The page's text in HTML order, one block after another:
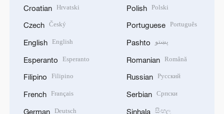
Croatian Hrvatski
Czech Český
English English
Esperanto Esperanto
Filipino Filipino
French Français
German Deutsch
Polish Polski
Portuguese Português
Pashto پښتو
Romanian Română
Russian Русский
Serbian Српски
Sinhala සිංහල